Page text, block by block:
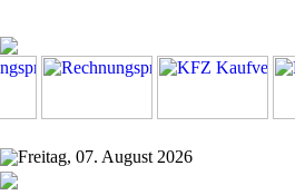
Freitag, 07. August 2026